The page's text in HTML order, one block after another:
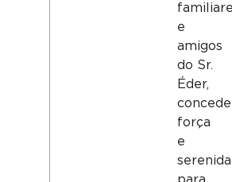
e
amigos
do Sr.
Éder,
força
e